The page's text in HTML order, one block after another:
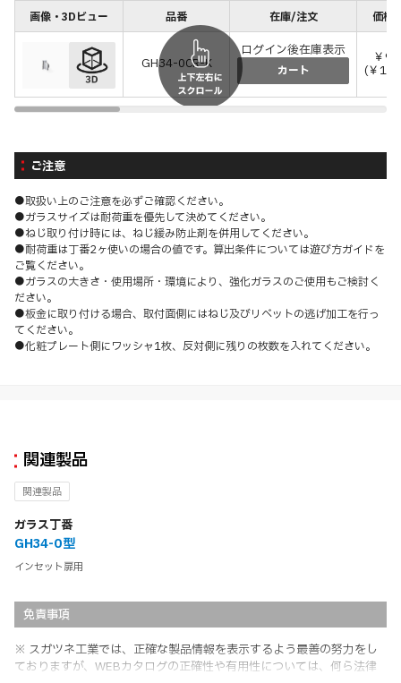
画像・3Dビュー 品番 在庫/注文 価格(
GH34-0CR-K
ログイン後在庫表示
カート
￥
(￥
ご注意
●取扱い上のご注意を必ずご確認ください。
●ガラスサイズは耐荷重を優先して決めてください。
●ねじ取り付け時には、ねじ緩み防止剤を併用してください。
●耐荷重は丁番2ヶ使いの場合の値です。算出条件については遊び方ガイドを
ご覧ください。
●ガラスの大きさ・使用場所・環境により、強化ガラスのご使用もご検討く
ださい。
●板金に取り付ける場合、取付面側にはねじ及びリベットの逃げ加工を行っ
てください。
●化粧プレート側にワッシャ1枚、反対側に残りの枚数を入れてください。
関連製品
関連製品
ガラス丁番
GH34-0型
インセット扉用
免責事項
※ スガツネ工業では、正確な製品情報を表示するよう最善の努力をし
ておりますが、WEBカタログの正確性や有用性については、何ら法律